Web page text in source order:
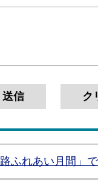
ふれあい月間」